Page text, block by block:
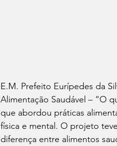
E.M. Prefeito Eurípedes da
Alimentação Saudável – “O
que abordou práticas
física e mental. O projeto
diferença entre alimentos